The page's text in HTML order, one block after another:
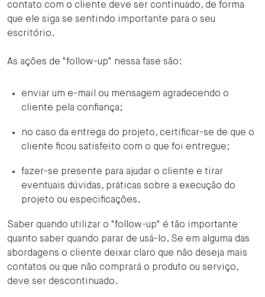
contato com o cliente deve ser continuado, de forma
que ele siga se sentindo importante para o seu
escritório.
As ações de "follow-up" nessa fase são:
enviar um e-mail ou mensagem agradecendo o
cliente pela confiança;
no caso da entrega do projeto, certificar-se de que o
cliente ficou satisfeito com o que foi entregue;
fazer-se presente para ajudar o cliente e tirar
eventuais dúvidas, práticas sobre a execução do
projeto ou especificações.
Saber quando utilizar o "follow-up" é tão importante
quanto saber quando parar de usá-lo. Se em alguma das
abordagens o cliente deixar claro que não deseja mais
contatos ou que não comprará o produto ou serviço,
deve ser descontinuado.